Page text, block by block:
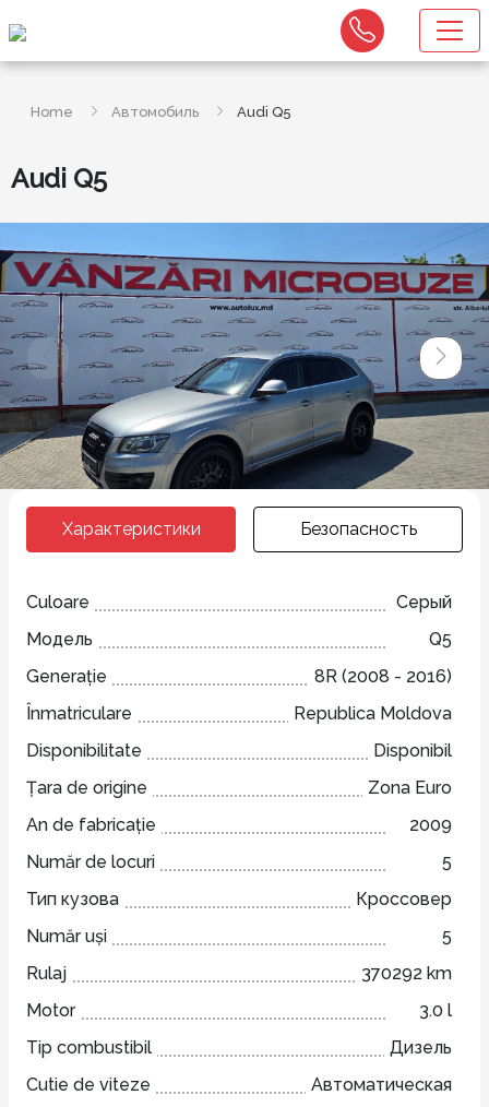
Home Автомобиль Audi Q5
Audi Q5
Характеристики Безопасность
Culoare
Серый
Модель
Q5
Generație
8R (2008 - 2016)
Înmatriculare
Republica Moldova
Disponibilitate
Disponibil
Țara de origine
Zona Euro
An de fabricație
2009
Număr de locuri
5
Тип кузова
Кроссовер
Număr uși
5
Rulaj
370292 km
Motor
3.0 l
Tip combustibil
Дизель
Cutie de viteze
Автоматическая